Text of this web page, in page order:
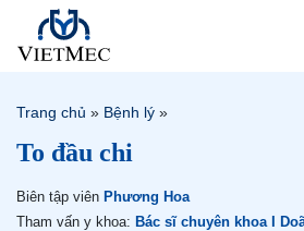
Trang chủ » Bệnh lý »
To đầu chi
Biên tập viên Phương Hoa
Tham vấn y khoa: Bác sĩ chuyên khoa I